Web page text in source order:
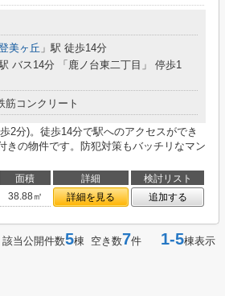
美ヶ丘 」駅 徒歩14分
バス14分 「鹿ノ台東二丁目」 停歩1
筋コンクリート
2分)。徒歩14分で駅へのアクセスができ
きの物件です。防犯対策もバッチリなマン
面積 詳細
検討リスト
38.88㎡ 詳細を見る 追加する
該当公開件数5棟 空き数7件 1-5棟表示